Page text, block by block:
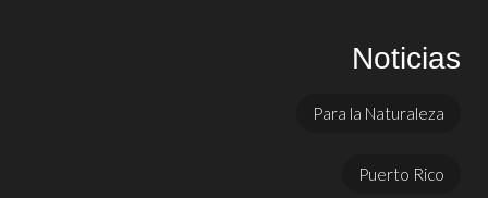
Noticias
Para la Naturaleza
Puerto Rico